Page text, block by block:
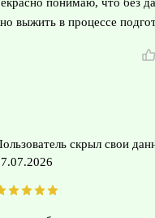
выжить в процессе
скрыл свои